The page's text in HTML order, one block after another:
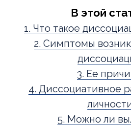
В этой
1. Что такое
2. Симптомы
3. Ее
4. Диссоциативное
5. Можно ли